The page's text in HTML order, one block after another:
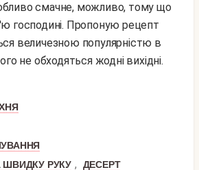
смачне, можливо, тому що
господині. Пропоную рецепт
величезною популярністю в
не обходяться жодні вихідні.
ШВИДКУ РУКУ ,
ДЕСЕРТ